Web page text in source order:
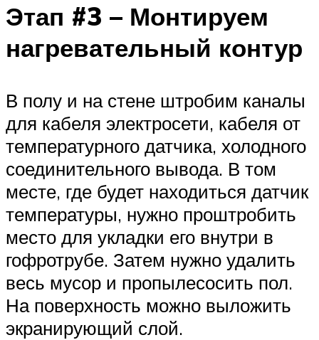
Этап #3 – Монтируем
нагревательный контур
В полу и на стене штробим каналы
для кабеля электросети, кабеля от
температурного датчика, холодного
соединительного вывода. В том
месте, где будет находиться датчик
температуры, нужно проштробить
место для укладки его внутри в
гофротрубе. Затем нужно удалить
весь мусор и пропылесосить пол.
На поверхность можно выложить
экранирующий слой.